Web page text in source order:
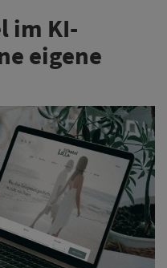
im KI-
eigene